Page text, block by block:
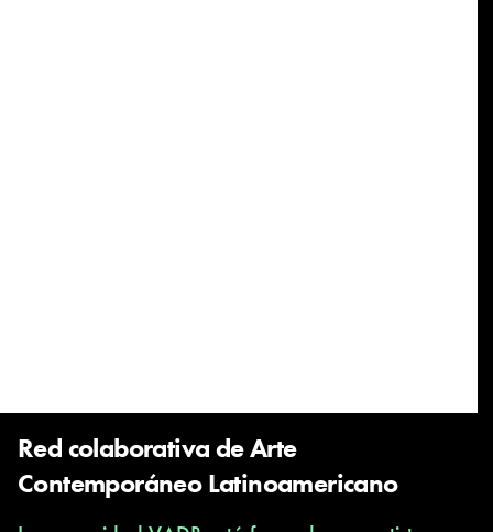
Red colaborativa de Arte
Contemporáneo Latinoamericano